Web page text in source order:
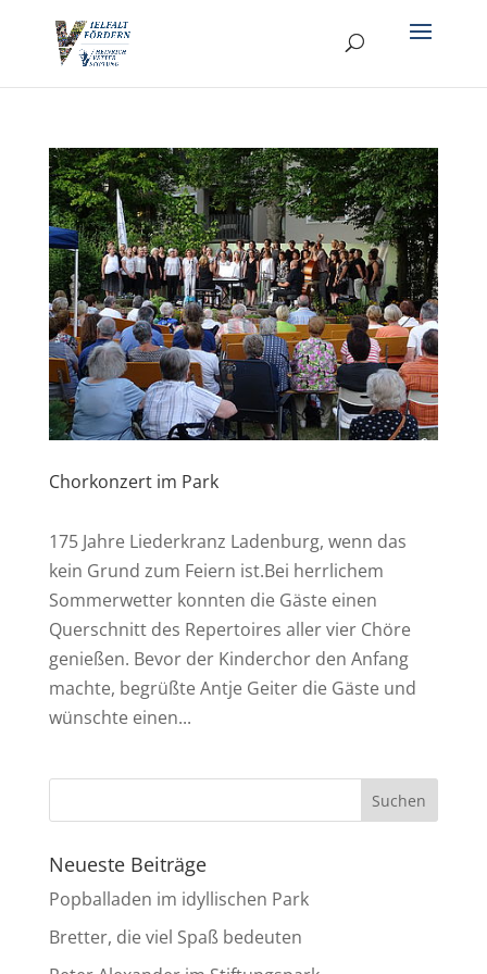
Chorkonzert im Park
175 Jahre Liederkranz Ladenburg, wenn das
kein Grund zum Feiern ist.Bei herrlichem
Sommerwetter konnten die Gäste einen
Querschnitt des Repertoires aller vier Chöre
genießen. Bevor der Kinderchor den Anfang
machte, begrüßte Antje Geiter die Gäste und
wünschte einen...
Neueste Beiträge
Popballaden im idyllischen Park
Bretter, die viel Spaß bedeuten